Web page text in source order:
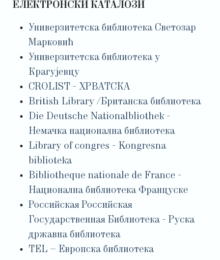
ЕЛЕКТРОНСКИ КАТАЛОЗИ
Универзитетска библиотека Светозар
Марковић
Универзитетска библиотека у
Крагујевцу
CROLIST - ХРВАТСКА
British Library /Британска библиотека
Die Deutsche Nationalbliothek -
Немачка национална библиотека
Library of congres - Kongresna
biblioteka
Bibliotheque nationale de France -
Национална библиотека Француске
Российская Российская
Государственная Библиотека - Руска
државна библиотека
TEL – Европска библиотека